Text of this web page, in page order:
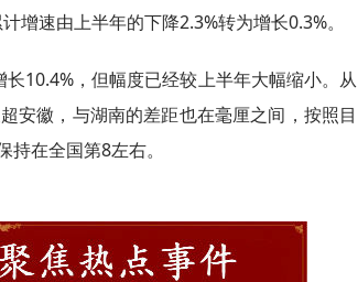
增速由上半年的下降2.3%转为增长0.3%。
10.4%，但幅度已经较上半年大幅缩小。从
安徽，与湖南的差距也在毫厘之间，按照目
在全国第8左右。